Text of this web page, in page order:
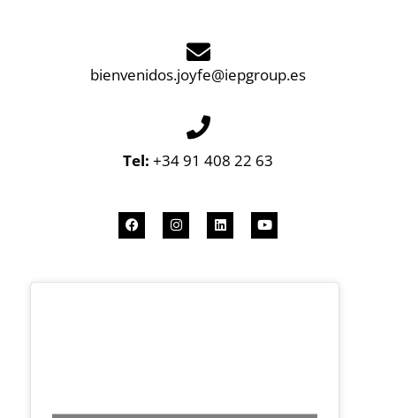
bienvenidos.joyfe@iepgroup.es
Tel: +34 91 408 22 63